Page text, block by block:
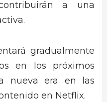
a una
gradualmente
en los próximos
nueva era en las
en Netflix.